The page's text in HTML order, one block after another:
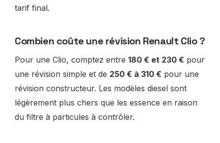
tarif final.
Combien coûte une révision Renault Clio ?
Pour une Clio, comptez entre 180 € et 230 € pour
une révision simple et de 250 € à 310 € pour une
révision constructeur. Les modèles diesel sont
légèrement plus chers que les essence en raison
du filtre à particules à contrôler.